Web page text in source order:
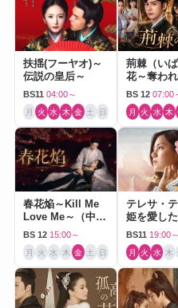
扶揺(フーヤオ)～
伝説の皇后～
BS11 04:00～
月 火 水 木 金 土 日
荊棘（い
花～奪わ
（中国ドラ
BS 12 07:00
月 火 水 木
春花焔～Kill Me
Love Me～（中国
ドラマ）
BS 12 15:00～
月 火 水 木 金 土 日
テレサ・
姫を愛し
BS11 19:00～
月 火 水 木